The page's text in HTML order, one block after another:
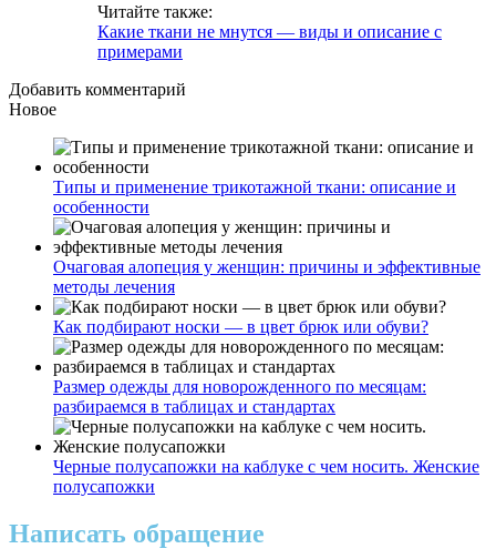
Читайте также:
Какие ткани не мнутся — виды и описание с
примерами
Добавить комментарий
Новое
Типы и применение трикотажной ткани: описание и
особенности
Очаговая алопеция у женщин: причины и эффективные
методы лечения
Как подбирают носки — в цвет брюк или обуви?
Размер одежды для новорожденного по месяцам:
разбираемся в таблицах и стандартах
Черные полусапожки на каблуке с чем носить. Женские
полусапожки
Написать обращение